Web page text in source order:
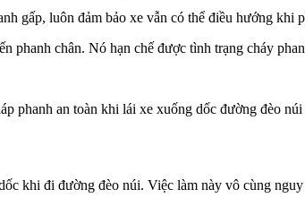
gấp, luôn đảm bảo xe vẫn có thể điều hướng khi
phanh chân. Nó hạn chế được tình trạng cháy
khi đi đường đèo núi. Việc làm này vô cùng